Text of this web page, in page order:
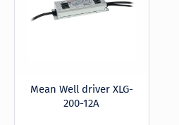
კვების ბლოკი
Mean Well driver XLG-
200-12A